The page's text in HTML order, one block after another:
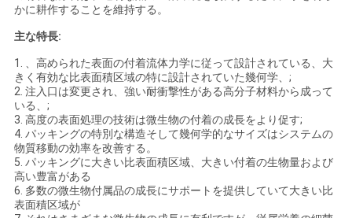
地
図
プ
ラ
イ
かに耕作することを維持する。
主な特長:
1. 、高められた表面の付着流体力学に従って設計されている、大
きく有効な比表面積区域の特に設計されていた幾何学、;
2. 注入口は変更され、強い耐衝撃性がある高分子材料から成って
いる、;
3. 高度の表面処理の技術は微生物の付着の成長をより促す;
4. パッキングの特別な構造そして幾何学的なサイズはシステムの
物質移動の効率を改善する。
5. パッキングに大きい比表面積区域、大きい付着の生物量および
高い豊富がある
6. 多数の微生物付属品の成長にサポートを提供していて大きい比
表面積区域が